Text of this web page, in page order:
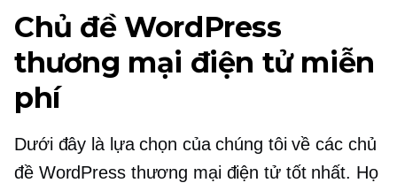
Chủ đề WordPress
thương mại điện tử miễn
phí
Dưới đây là lựa chọn của chúng tôi về các chủ
đề WordPress thương mại điện tử tốt nhất. Họ